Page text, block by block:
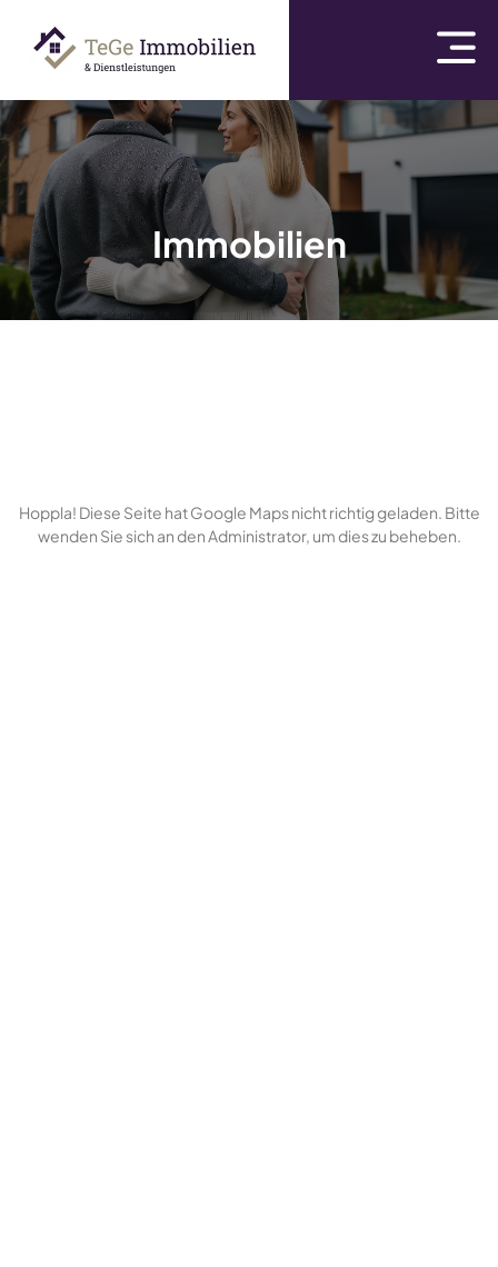
Immobilien
Hoppla! Diese Seite hat Google Maps nicht richtig geladen. Bitte
wenden Sie sich an den Administrator, um dies zu beheben.
Datenschutz